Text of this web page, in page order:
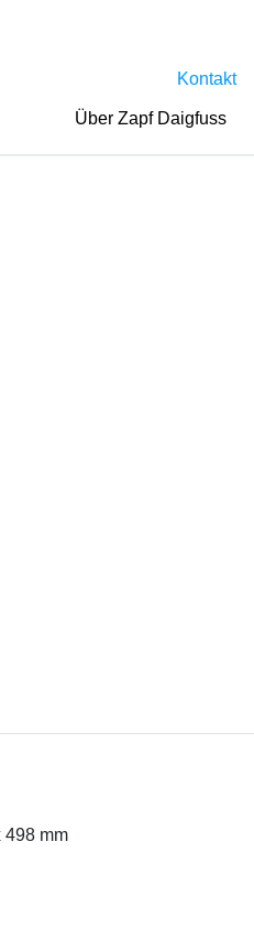
Kontakt
Über Zapf Daigfuss
498 mm